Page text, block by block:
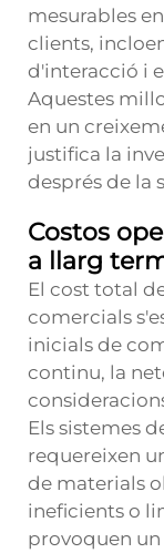
mesurables
clients,
d'interacció i
Aquestes
en un
justifica la
després de la
Costos
a llarg
El cost total
comercials
inicials de
continu, la
Els sistemes
requereixen
de materials
ineficients o
provoquen